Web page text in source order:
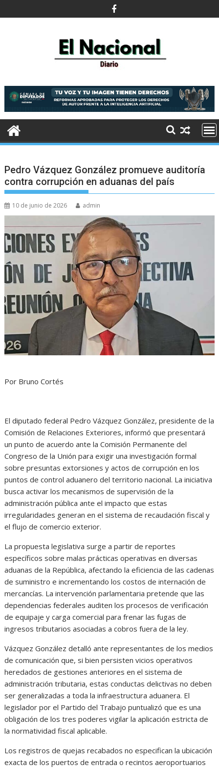
al
Pedro Vázquez González promueve auditoría
contra corrupción en aduanas del país
10 de junio de 2026 admin
Por Bruno Cortés
El diputado federal Pedro Vázquez González, presidente de la
Comisión de Relaciones Exteriores, informó que presentará
un punto de acuerdo ante la Comisión Permanente del
Congreso de la Unión para exigir una investigación formal
sobre presuntas extorsiones y actos de corrupción en los
puntos de control aduanero del territorio nacional. La iniciativa
busca activar los mecanismos de supervisión de la
administración pública ante el impacto que estas
irregularidades generan en el sistema de recaudación fiscal y
el flujo de comercio exterior.
La propuesta legislativa surge a partir de reportes
específicos sobre malas prácticas operativas en diversas
aduanas de la República, afectando la eficiencia de las cadenas
de suministro e incrementando los costos de internación de
mercancías. La intervención parlamentaria pretende que las
dependencias federales auditen los procesos de verificación
de equipaje y carga comercial para frenar las fugas de
ingresos tributarios asociadas a cobros fuera de la ley.
Vázquez González detalló ante representantes de los medios
de comunicación que, si bien persisten vicios operativos
heredados de gestiones anteriores en el sistema de
administración tributaria, estas conductas delictivas no deben
ser generalizadas a toda la infraestructura aduanera. El
legislador por el Partido del Trabajo puntualizó que es una
obligación de los tres poderes vigilar la aplicación estricta de
la normatividad fiscal aplicable.
Los registros de quejas recabados no especifican la ubicación
exacta de los puertos de entrada o recintos aeroportuarios